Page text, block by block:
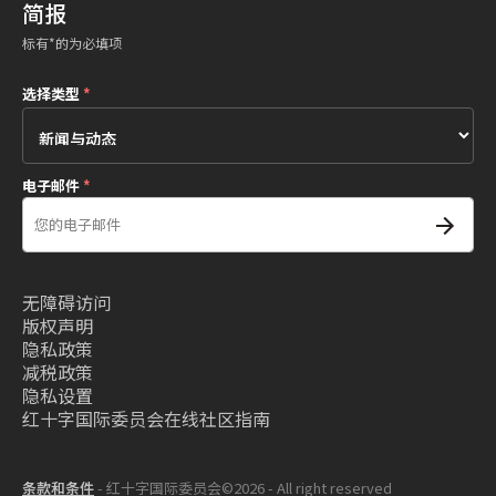
简报
标有*的为必填项
选择类型 *
电子邮件*
无障碍访问
版权声明
隐私政策
减税政策
隐私设置
红十字国际委员会在线社区指南
条款和条件- 红十字国际委员会©2026 - All right reserved